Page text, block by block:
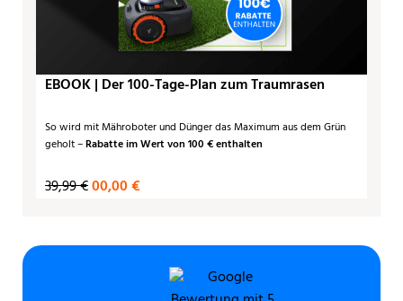
EBOOK | Der 100-Tage-Plan zum Traumrasen
So wird mit Mähroboter und Dünger das Maximum aus dem Grün
geholt –Rabatte im Wert von 100 € enthalten
39,99 €00,00 €